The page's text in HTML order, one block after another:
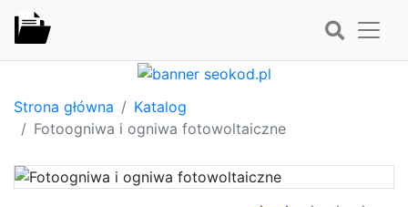
Strona główna
Katalog
Fotoogniwa i ogniwa fotowoltaiczne